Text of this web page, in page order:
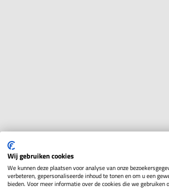
Wij gebruiken cookies
We kunnen deze plaatsen voor analyse van onze
verbeteren, gepersonaliseerde inhoud te tonen en om u een
bieden. Voor meer informatie over de cookies die we gebruiken